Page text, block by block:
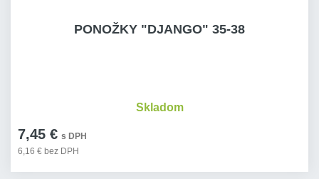
PONOŽKY "DJANGO" 35-38
7,45 € s DPH
6,16 € bez DPH
Skladom